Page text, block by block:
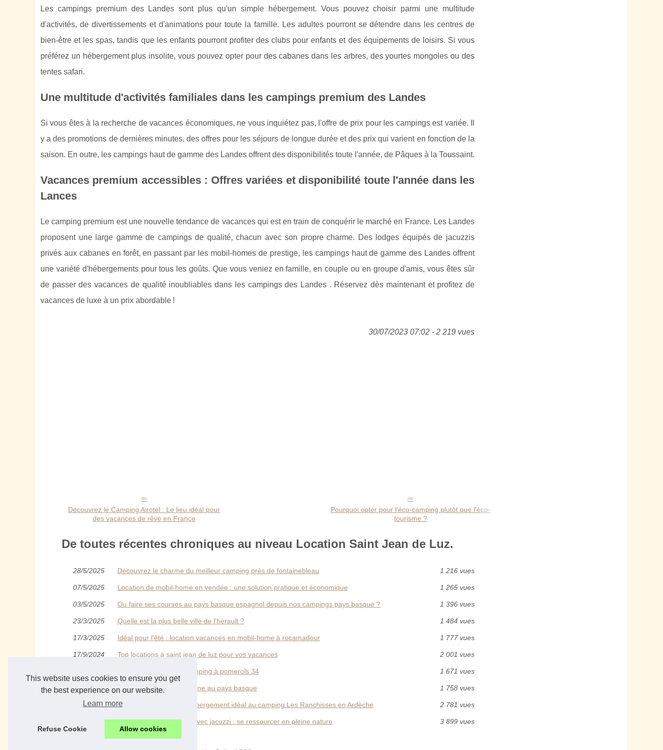
This website uses cookies to ensure you get
the best experience on our website.
Learn more
Refuse Cookie Allow cookies
Les campings premium des Landes sont plus qu'un simple hébergement. Vous pouvez choisir parmi une multitude
d'activités, de divertissements et d'animations pour toute la famille. Les adultes pourront se détendre dans les centres de
bien-être et les spas, tandis que les enfants pourront profiter des clubs pour enfants et des équipements de loisirs. Si vous
préférez un hébergement plus insolite, vous pouvez opter pour des cabanes dans les arbres, des yourtes mongoles ou des
tentes safari.
Une multitude d'activités familiales dans les campings premium des Landes
Si vous êtes à la recherche de vacances économiques, ne vous inquiétez pas, l'offre de prix pour les campings est variée. Il
y a des promotions de dernières minutes, des offres pour les séjours de longue durée et des prix qui varient en fonction de la
saison. En outre, les campings haut de gamme des Landes offrent des disponibilités toute l'année, de Pâques à la Toussaint.
Vacances premium accessibles : Offres variées et disponibilité toute l'année dans les
Lances
Le camping premium est une nouvelle tendance de vacances qui est en train de conquérir le marché en France. Les Landes
proposent une large gamme de campings de qualité, chacun avec son propre charme. Des lodges équipés de jacuzzis
privés aux cabanes en forêt, en passant par les mobil-homes de prestige, les campings haut de gamme des Landes offrent
une variété d'hébergements pour tous les goûts. Que vous veniez en famille, en couple ou en groupe d'amis, vous êtes sûr
de passer des vacances de qualité inoubliables dans les campings des Landes . Réservez dès maintenant et profitez de
vacances de luxe à un prix abordable !
30/07/2023 07:02 - 2 219 vues
Découvrez le Camping Airotel : Le lieu idéal pour
des vacances de rêve en France
Pourquoi opter pour l'éco-camping plutôt que l'éco-
tourisme ?
De toutes récentes chroniques au niveau Location Saint Jean de Luz.
28/5/2025 Découvrez le charme du meilleur camping près de fontainebleau 1 216 vues
07/5/2025 Location de mobil-home en vendée : une solution pratique et économique 1 265 vues
03/5/2025 Ou faire ses courses au pays basque espagnol depuis nos campings pays basque ? 1 396 vues
23/3/2025 Quelle est la plus belle ville de l'hérault ? 1 484 vues
17/3/2025 Idéal pour l'été : location vacances en mobil-home à rocamadour 1 777 vues
17/9/2024 Top locations à saint jean de luz pour vos vacances 2 001 vues
Votre guide ultime du camping à pomerols 34 1 671 vues
24/7/2024 Location chalet avec piscine au pays basque 1 758 vues
11/12/2023 Comment trouver son hébergement idéal au camping Les Ranchisses en Ardèche 2 781 vues
Hébergements insolites avec jacuzzi : se ressourcer en pleine nature 3 899 vues